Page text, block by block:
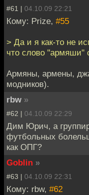
#61 | 04.10.09 22:21
Кому: Prize, #55
> Да и я как-то не
что слово "армяши"
Армяны, армены,
модников).
rbw »
#62 | 04.10.09 22:29
Дим Юрич, а
футбольных
как ОПГ?
Goblin »
#63 | 04.10.09 22:31
Кому: rbw, #62